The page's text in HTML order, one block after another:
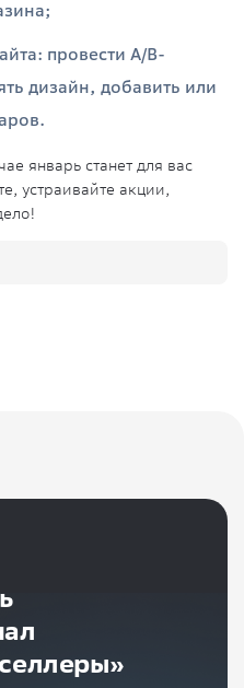
провести A/B-
дизайн, добавить или
январь станет для вас
устраивайте акции,